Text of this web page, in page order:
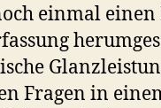
einmal einen
Fragen in